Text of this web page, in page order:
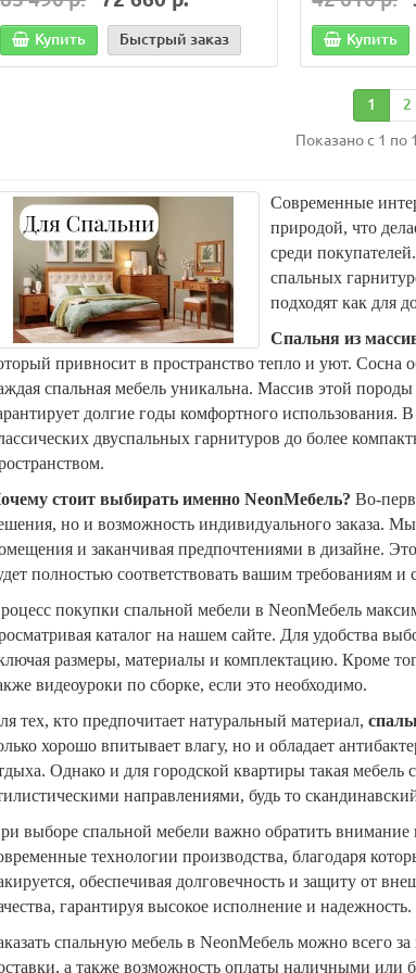
13 040 р.
В корзину Быстрый заказ
2 550 р.
В
Купить Быстрый заказ Купить
1 2
Показано с 1 по
Современные
природой, что
среди
спальных
подходят как для
Спальня из
привносит в пространство тепло и уют. Сосна
спальная мебель уникальна. Массив этой
долгие годы комфортного использования.
двуспальных гарнитуров до более
стоит выбирать именно NeonМебель? Во-
но и возможность индивидуального заказа.
и заканчивая предпочтениями в дизайне.
полностью соответствовать вашим требованиям
покупки спальной мебели в NeonМебель
каталог на нашем сайте. Для удобства
размеры, материалы и комплектацию. Кроме
видеоуроки по сборке, если это необходимо.
тех, кто предпочитает натуральный материал,
хорошо впитывает влагу, но и обладает
Однако и для городской квартиры такая
направлениями, будь то
выборе спальной мебели важно обратить
технологии производства, благодаря
обеспечивая долговечность и защиту от
гарантируя высокое исполнение и надежность.
спальную мебель в NeonМебель можно всего
а также возможность оплаты наличными